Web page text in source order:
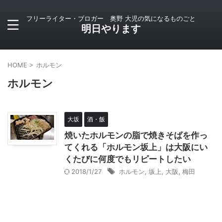
フリーライター・ブロガー 奥野 大児の気になるものごと
明日やります
HOME > ホルモン
ホルモン
大坂 酒・飯
焼いたホルモンの脂で焼きそばを作っ
てくれる「ホルモン坂上」は大阪にい
くたびに何度でもリピートしたい
2018/1/27 ホルモン 坂上 大阪 梅田